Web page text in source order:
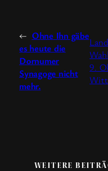
← Ohne Ihn gäbe
es heute die
Dornumer
Synagoge nicht
mehr.
9.
WEITERE